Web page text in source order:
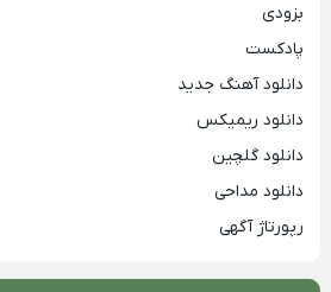
بزودی
پادکست
دانلود آهنگ جدید
دانلود ریمیکس
دانلود گلچین
دانلود مداحی
رپورتاژ آگهی